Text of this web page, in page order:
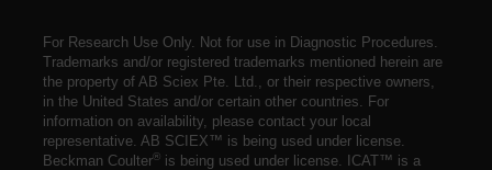
For Research Use Only. Not for use in Diagnostic Procedures.
Trademarks and/or registered trademarks mentioned herein are
the property of AB Sciex Pte. Ltd., or their respective owners,
in the United States and/or certain other countries. For
information on availability, please contact your local
representative. AB SCIEX™ is being used under license.
Beckman Coulter® is being used under license. ICAT™ is a